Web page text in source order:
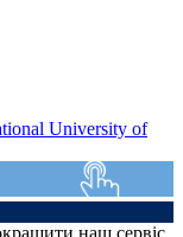
University of